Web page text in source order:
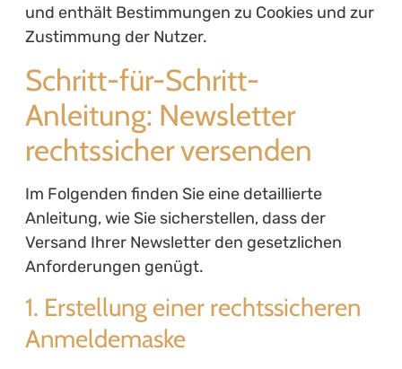
und enthält Bestimmungen zu Cookies und zur
Zustimmung der Nutzer.
Schritt-für-Schritt-
Anleitung: Newsletter
rechtssicher versenden
Im Folgenden finden Sie eine detaillierte
Anleitung, wie Sie sicherstellen, dass der
Versand Ihrer Newsletter den gesetzlichen
Anforderungen genügt.
1. Erstellung einer rechtssicheren
Anmeldemaske